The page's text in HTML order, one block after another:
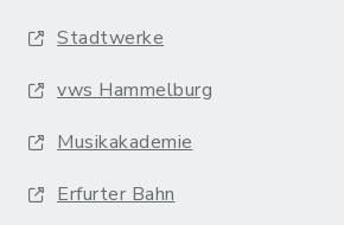
Stadtwerke
vws Hammelburg
Musikakademie
Erfurter Bahn